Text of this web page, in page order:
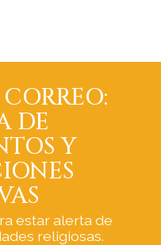
DE
Y
estar alerta de
religiosas.